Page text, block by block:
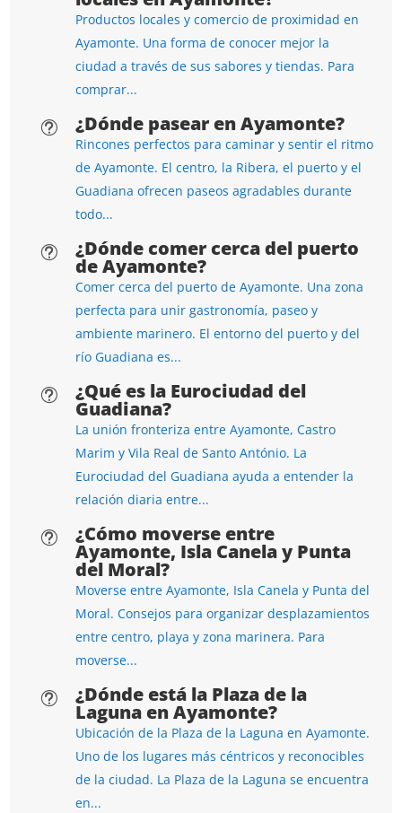
Productos locales y comercio de proximidad en
Ayamonte. Una forma de conocer mejor la
ciudad a través de sus sabores y tiendas. Para
comprar...
t ¿Dónde pasear en Ayamonte?
Rincones perfectos para caminar y sentir el ritmo
de Ayamonte. El centro, la Ribera, el puerto y el
Guadiana ofrecen paseos agradables durante
todo...
t ¿Dónde comer cerca del puerto
de Ayamonte?
Comer cerca del puerto de Ayamonte. Una zona
perfecta para unir gastronomía, paseo y
ambiente marinero. El entorno del puerto y del
río Guadiana es...
t ¿Qué es la Eurociudad del
Guadiana?
La unión fronteriza entre Ayamonte, Castro
Marim y Vila Real de Santo António. La
Eurociudad del Guadiana ayuda a entender la
relación diaria entre...
t ¿Cómo moverse entre
Ayamonte, Isla Canela y Punta
del Moral?
Moverse entre Ayamonte, Isla Canela y Punta del
Moral. Consejos para organizar desplazamientos
entre centro, playa y zona marinera. Para
moverse...
t ¿Dónde está la Plaza de la
Laguna en Ayamonte?
Ubicación de la Plaza de la Laguna en Ayamonte.
Uno de los lugares más céntricos y reconocibles
de la ciudad. La Plaza de la Laguna se encuentra
en...